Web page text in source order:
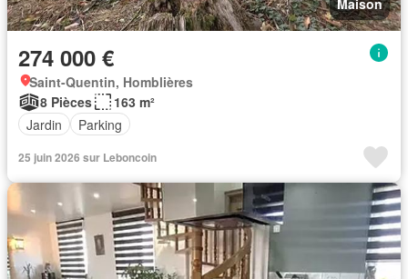
Maison
274 000 €
Saint-Quentin, Homblières
8 Pièces
163 m²
Jardin
Parking
25 juin 2026 sur Leboncoin